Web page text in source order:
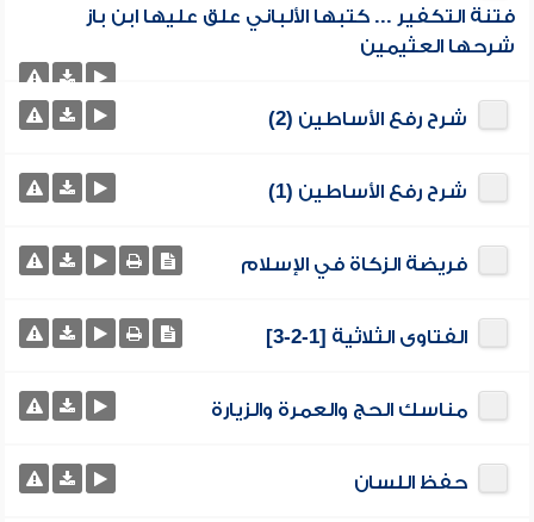
فتنة التكفير ... كتبها الألباني علق عليها ابن باز
شرحها العثيمين
شرح رفع الأساطين (2)
شرح رفع الأساطين (1)
فريضة الزكاة في الإسلام
الفتاوى الثلاثية [1-2-3]
مناسك الحج والعمرة والزيارة
حفظ اللسان